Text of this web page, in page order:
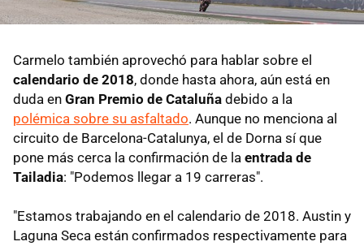
Carmelo también aprovechó para hablar sobre el
calendario de 2018, donde hasta ahora, aún está en
duda en Gran Premio de Cataluña debido a la
polémica sobre su asfaltado. Aunque no menciona al
circuito de Barcelona-Catalunya, el de Dorna sí que
pone más cerca la confirmación de la entrada de
Tailadia: "Podemos llegar a 19 carreras".
"Estamos trabajando en el calendario de 2018. Austin y
Laguna Seca están confirmados respectivamente para